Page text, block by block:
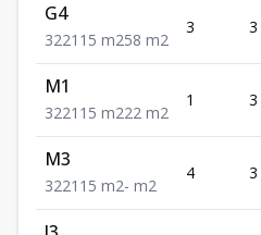
G4
322115 m258 m2
3 3
M1
322115 m222 m2
1 3
M3
322115 m2- m2
4 3